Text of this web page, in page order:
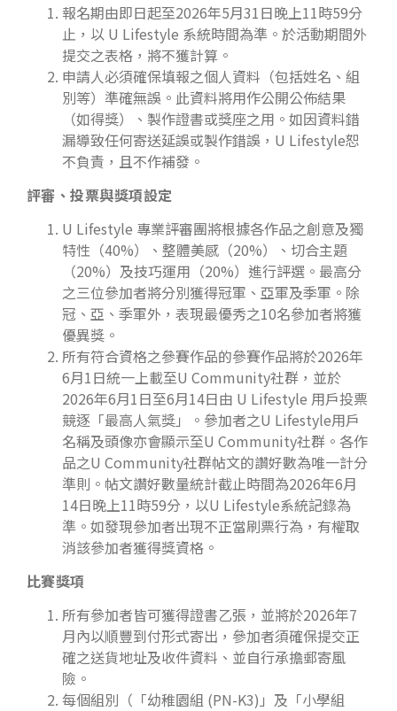
報名期由即日起至2026年5月31日晚上11時59分
止，以 U Lifestyle 系統時間為準。於活動期間外
提交之表格，將不獲計算。
申請人必須確保填報之個人資料（包括姓名、組
別等）準確無誤。此資料將用作公開公佈結果
（如得獎）、製作證書或獎座之用。如因資料錯
漏導致任何寄送延誤或製作錯誤，U Lifestyle恕
不負責，且不作補發。
評審、投票與獎項設定
U Lifestyle 專業評審團將根據各作品之創意及獨
特性（40%）、整體美感（20%）、切合主題
（20%）及技巧運用（20%）進行評選。最高分
之三位參加者將分別獲得冠軍、亞軍及季軍。除
冠、亞、季軍外，表現最優秀之10名參加者將獲
優異獎。
所有符合資格之參賽作品的參賽作品將於2026年
6月1日統一上載至U Community社群，並於
2026年6月1日至6月14日由 U Lifestyle 用戶投票
競逐「最高人氣獎」。參加者之U Lifestyle用戶
名稱及頭像亦會顯示至U Community社群。各作
品之U Community社群帖文的讚好數為唯一計分
準則。帖文讚好數量統計截止時間為2026年6月
14日晚上11時59分，以U Lifestyle系統記錄為
準。如發現參加者出現不正當刷票行為，有權取
消該參加者獲得獎資格。
比賽獎項
所有參加者皆可獲得證書乙張，並將於2026年7
月內以順豐到付形式寄出，參加者須確保提交正
確之送貨地址及收件資料、並自行承擔郵寄風
險。
每個組別（「幼稚園組 (PN-K3)」及「小學組